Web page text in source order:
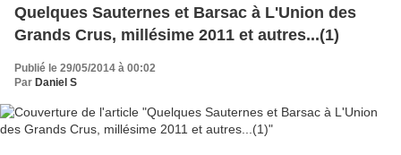
Quelques Sauternes et Barsac à L'Union des
Grands Crus, millésime 2011 et autres...(1)
Publié le 29/05/2014 à 00:02
Par Daniel S